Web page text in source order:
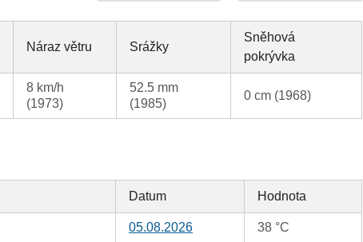
Náraz větru Srážky
Sněhová
pokrývka
8 km/h
(1973)
52.5 mm
(1985)
0 cm (1968)
Datum Hodnota
05.08.2026 38 °C